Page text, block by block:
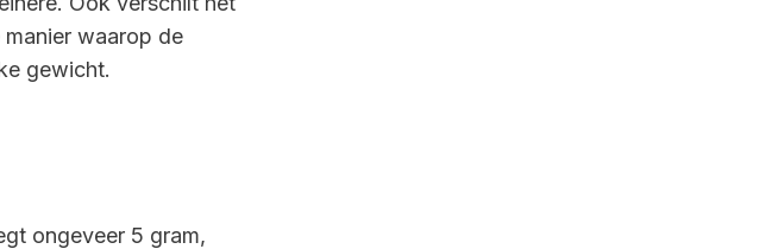
waarop de
gewicht.
ongeveer 5 gram,